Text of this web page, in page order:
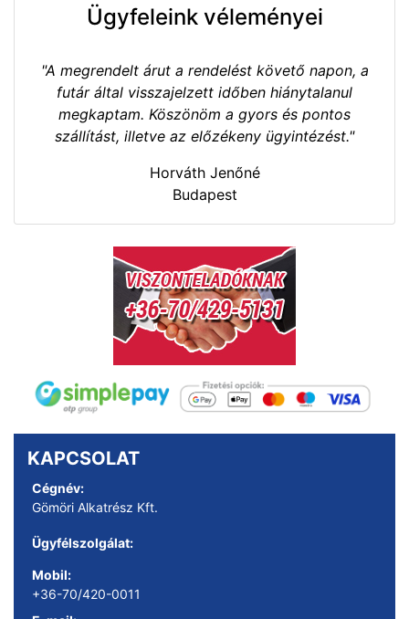
Ügyfeleink véleményei
"A megrendelt árut a rendelést követő napon, a
futár által visszajelzett időben hiánytalanul
megkaptam. Köszönöm a gyors és pontos
szállítást, illetve az előzékeny ügyintézést."
Horváth Jenőné
Budapest
KAPCSOLAT
Cégnév:
Gömöri Alkatrész Kft.
Ügyfélszolgálat:
Mobil:
+36-70/420-0011